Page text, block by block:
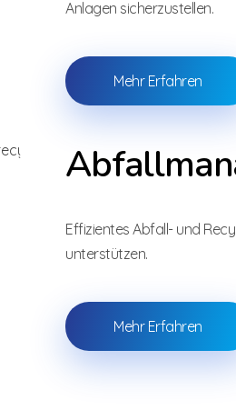
Anlagen sicherzustellen.
Mehr Erfahren
Effizientes Abfall- und
unterstützen.
Mehr Erfahren